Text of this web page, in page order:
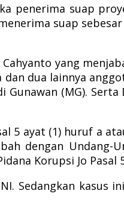
penerima suap
suap
yang
dua lainnya
Gunawan (MG). Serta
5 ayat (1) huruf a
dengan
Korupsi Jo Pasal
Sedangkan kasus